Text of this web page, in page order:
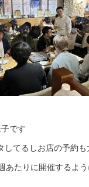
です
してるしお店の予約
あたりに開催するよ